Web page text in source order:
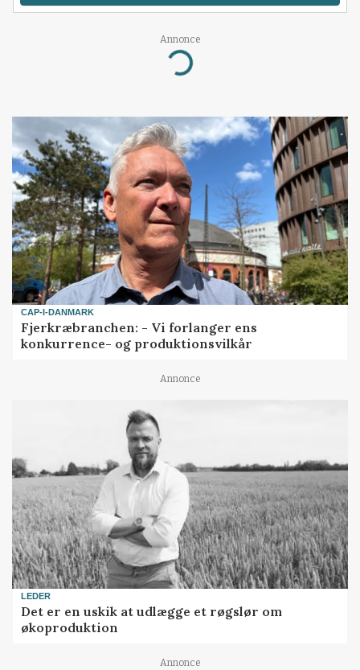
Annonce
Loading...
CAP-I-DANMARK
Fjerkræbranchen: - Vi forlanger ens
konkurrence- og produktionsvilkår
Annonce
LEDER
Det er en uskik at udlægge et røgslør om
økoproduktion
Annonce